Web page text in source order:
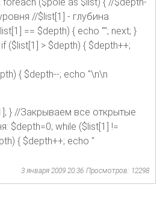
//$list[1] - глубина
== $depth) { echo ""; next; }
($list[1] > $depth) { $depth++;
{ $depth--; echo "\n\n
} //Закрываем все открытые
$depth=0; while ($list[1] !=
{ $depth++; echo "
3 января 2009 20:36 Просмотров: 12298